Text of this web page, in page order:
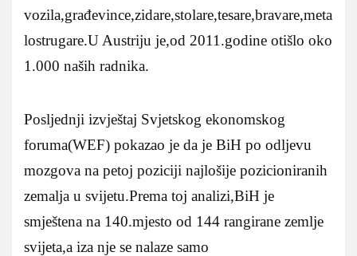
vozila,građevince,zidare,stolare,tesare,bravare,meta
lostrugare.U Austriju je,od 2011.godine otišlo oko
1.000 naših radnika.
Posljednji izvještaj Svjetskog ekonomskog
foruma(WEF) pokazao je da je BiH po odljevu
mozgova na petoj poziciji najlošije pozicioniranih
zemalja u svijetu.Prema toj analizi,BiH je
smještena na 140.mjesto od 144 rangirane zemlje
svijeta,a iza nje se nalaze samo